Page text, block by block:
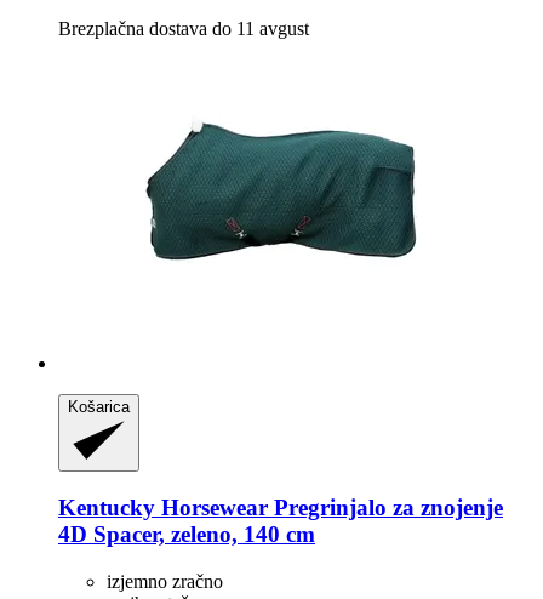
Brezplačna dostava do 11 avgust
Košarica
Kentucky Horsewear Pregrinjalo za znojenje
4D Spacer, zeleno, 140 cm
izjemno zračno